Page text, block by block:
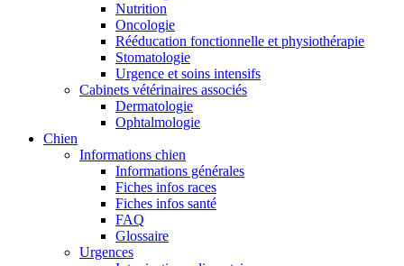
Nutrition
Oncologie
Rééducation fonctionnelle et physiothérapie
Stomatologie
Urgence et soins intensifs
Cabinets vétérinaires associés
Dermatologie
Ophtalmologie
Chien
Informations chien
Informations générales
Fiches infos races
Fiches infos santé
FAQ
Glossaire
Urgences